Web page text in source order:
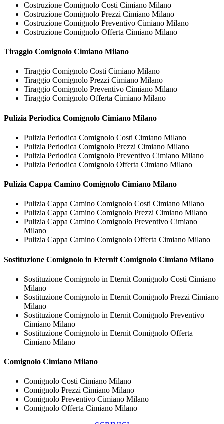
Costruzione Comignolo Costi Cimiano Milano
Costruzione Comignolo Prezzi Cimiano Milano
Costruzione Comignolo Preventivo Cimiano Milano
Costruzione Comignolo Offerta Cimiano Milano
Tiraggio Comignolo Cimiano Milano
Tiraggio Comignolo Costi Cimiano Milano
Tiraggio Comignolo Prezzi Cimiano Milano
Tiraggio Comignolo Preventivo Cimiano Milano
Tiraggio Comignolo Offerta Cimiano Milano
Pulizia Periodica Comignolo Cimiano Milano
Pulizia Periodica Comignolo Costi Cimiano Milano
Pulizia Periodica Comignolo Prezzi Cimiano Milano
Pulizia Periodica Comignolo Preventivo Cimiano Milano
Pulizia Periodica Comignolo Offerta Cimiano Milano
Pulizia Cappa Camino Comignolo Cimiano Milano
Pulizia Cappa Camino Comignolo Costi Cimiano Milano
Pulizia Cappa Camino Comignolo Prezzi Cimiano Milano
Pulizia Cappa Camino Comignolo Preventivo Cimiano
Milano
Pulizia Cappa Camino Comignolo Offerta Cimiano Milano
Sostituzione Comignolo in Eternit Comignolo Cimiano Milano
Sostituzione Comignolo in Eternit Comignolo Costi Cimiano
Milano
Sostituzione Comignolo in Eternit Comignolo Prezzi Cimiano
Milano
Sostituzione Comignolo in Eternit Comignolo Preventivo
Cimiano Milano
Sostituzione Comignolo in Eternit Comignolo Offerta
Cimiano Milano
Comignolo Cimiano Milano
Comignolo Costi Cimiano Milano
Comignolo Prezzi Cimiano Milano
Comignolo Preventivo Cimiano Milano
Comignolo Offerta Cimiano Milano